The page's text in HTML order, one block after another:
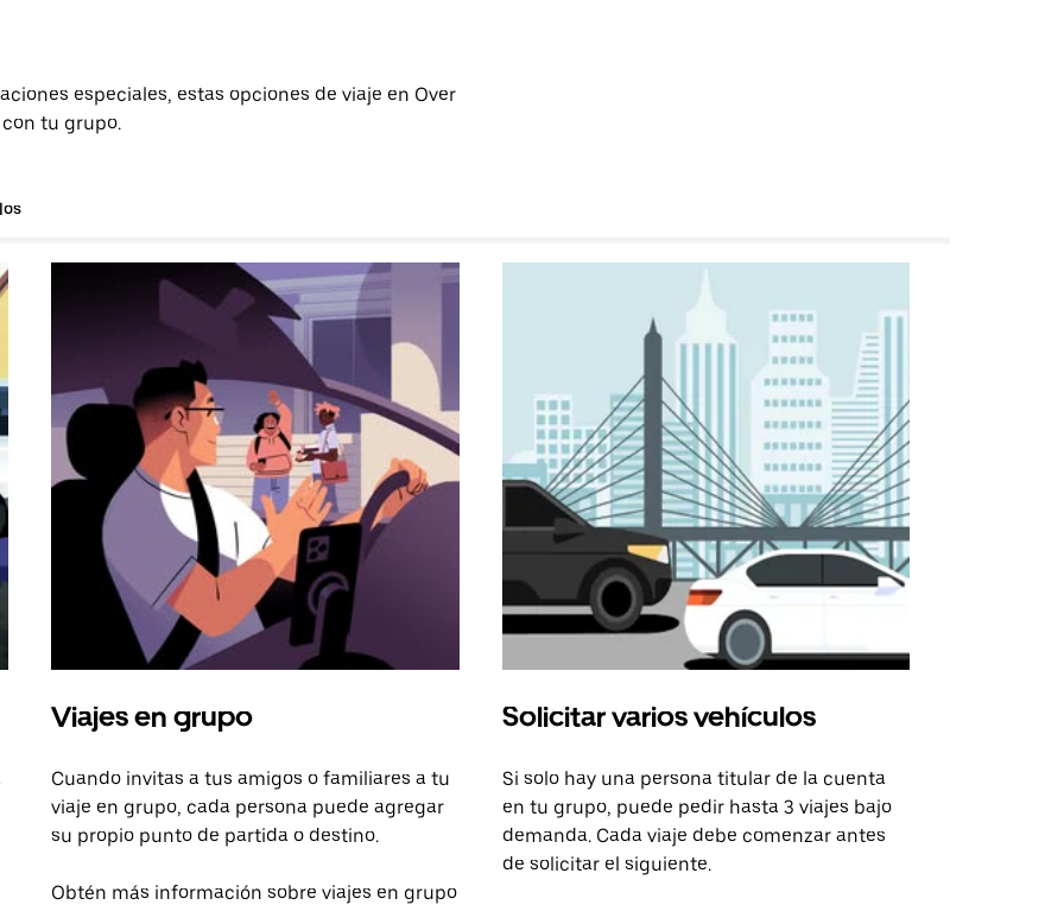
especiales, estas opciones de viaje en Over
tu grupo.
Viajes en grupo
Cuando invitas a tus amigos o familiares a tu
viaje en grupo, cada persona puede agregar
su propio punto de partida o destino.
Obtén más información sobre viajes en grupo
Solicitar varios vehículos
Si solo hay una persona titular de la cuenta
en tu grupo, puede pedir hasta 3 viajes bajo
demanda. Cada viaje debe comenzar antes
de solicitar el siguiente.